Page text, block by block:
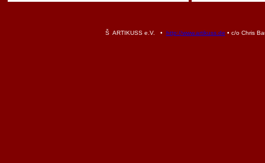
Š ARTIKUSS e.V. • http://www.artikuss.de • c/o Chris